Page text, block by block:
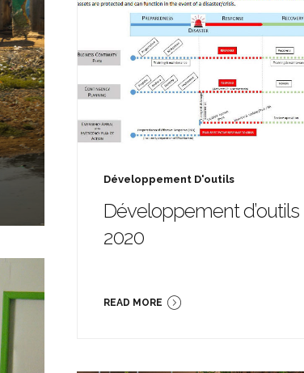
Développement D'outils
Développement d’outils
2020
READ MORE